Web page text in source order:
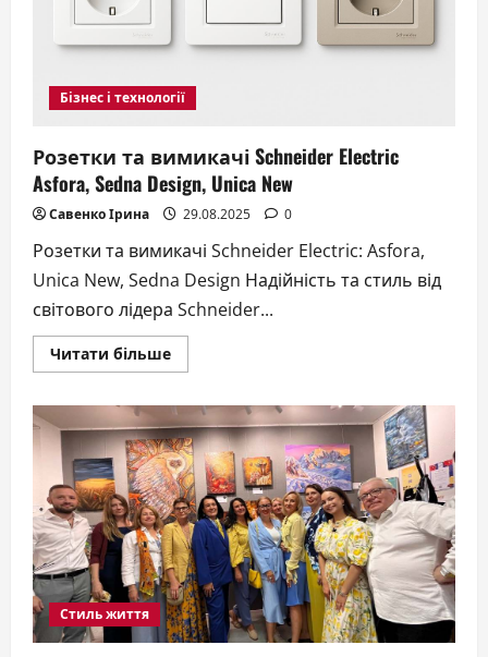
Бізнес і технології
Розетки та вимикачі Schneider Electric
Asfora, Sedna Design, Unica New
Савенко Ірина 29.08.2025 0
Розетки та вимикачі Schneider Electric: Asfora,
Unica New, Sedna Design Надійність та стиль від
світового лідера Schneider...
Читати більшеДокладніше
про
вимикачі
Schneider
Electric
Asfora,
Sedna
Design,
Unica
New
Стиль життя